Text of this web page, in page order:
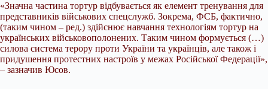
«Значна частина тортур відбувається як елемент тренування для
представників військових спецслужб. Зокрема, ФСБ, фактично,
(таким чином – ред.) здійснює навчання технологіям тортур на
українських військовополонених. Таким чином формується (…)
силова система терору проти України та українців, але також і
придушення протестних настроїв у межах Російської Федерації»,
– зазначив Юсов.